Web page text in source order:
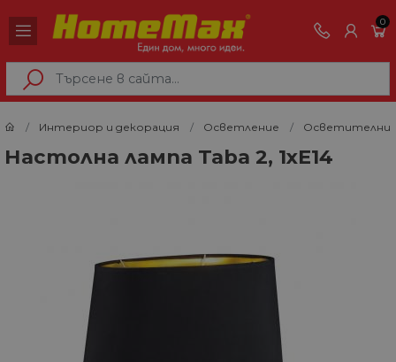
0
Интериор и декорация Осветление Осветителни
Настолна лампа Taba 2, 1xE14